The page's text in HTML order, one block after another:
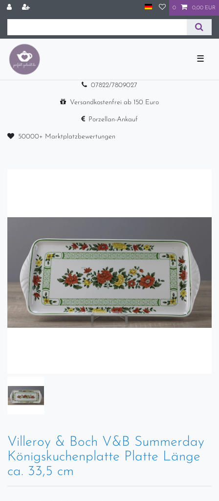
0 0,00 EUR
☰
07822/7809027
Versandkostenfrei ab 150 Euro
Porzellan-Ankauf
50000+ Marktplatzbewertungen
Villeroy & Boch V&B Summerday
Königskuchenplatte Platte Länge
ca. 33,5 cm